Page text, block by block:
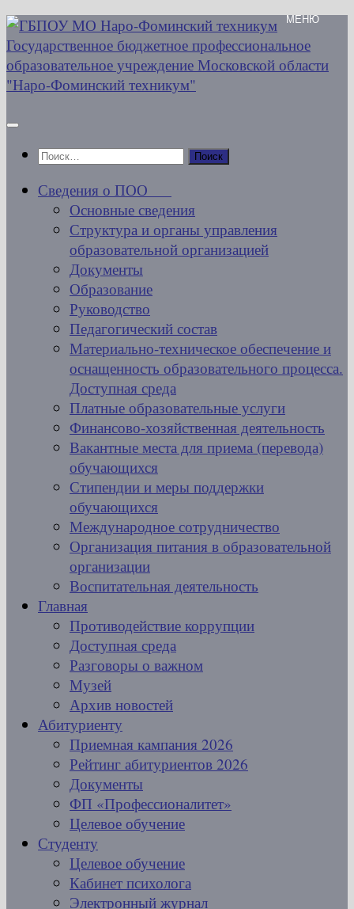
Перейти
к
содержимому
Найти:
Сведения о ПОО
Основные сведения
Структура и органы управления
образовательной организацией
Документы
Образование
Руководство
Педагогический состав
Материально-техническое обеспечение и
оснащенность образовательного процесса.
Доступная среда
Платные образовательные услуги
Финансово-хозяйственная деятельность
Вакантные места для приема (перевода)
обучающихся
Стипендии и меры поддержки
обучающихся
Международное сотрудничество
Организация питания в образовательной
организации
Воспитательная деятельность
Главная
Противодействие коррупции
Доступная среда
Разговоры о важном
Музей
Архив новостей
Абитуриенту
Приемная кампания 2026
Рейтинг абитуриентов 2026
Документы
ФП «Профессионалитет»
Целевое обучение
Студенту
Целевое обучение
Кабинет психолога
Электронный журнал